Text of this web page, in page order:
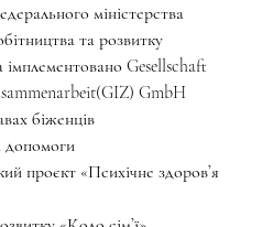
міністерства
та розвитку
Gesellschaft
GmbH
біженців
допомоги
проєкт «Психічне здоровʼя